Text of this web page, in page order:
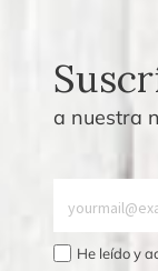
a nuestra
He leído y